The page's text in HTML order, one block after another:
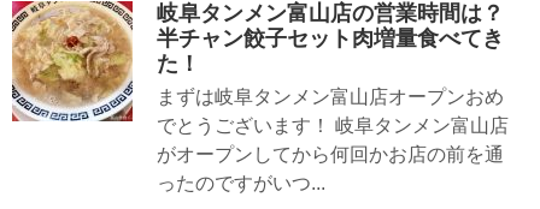
岐阜タンメン富山店の営業時間は？
半チャン餃子セット肉増量食べてき
た！
まずは岐阜タンメン富山店オープンおめ
でとうございます！ 岐阜タンメン富山店
がオープンしてから何回かお店の前を通
ったのですがいつ...